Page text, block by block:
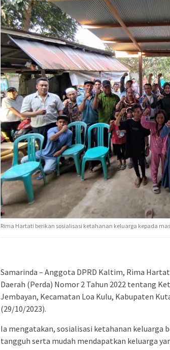
Rima Hartati berikan sosialisasi ketahanan keluarga kepada
Samarinda – Anggota DPRD Kaltim, Rima
Daerah (Perda) Nomor 2 Tahun 2022 tentang
Jembayan, Kecamatan Loa Kulu, Kabupaten
(29/10/2023).
Ia mengatakan, sosialisasi ketahanan keluarga
tangguh serta mudah mendapatkan keluarga